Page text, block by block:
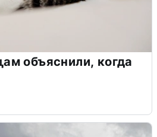
объяснили, когда